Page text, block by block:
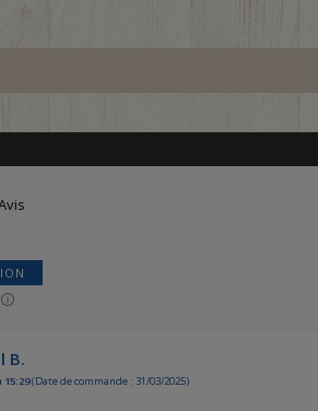
B.
15:29(Date de commande : 31/03/2025)